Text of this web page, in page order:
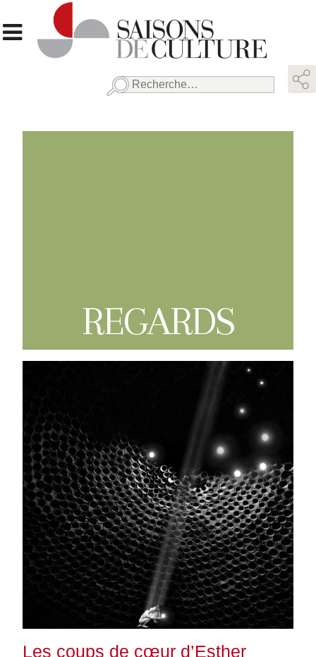
Rechercher :
REGARDS
Les coups de cœur d’Esther